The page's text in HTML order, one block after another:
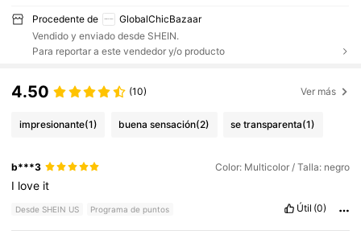
Procedente de
GlobalChicBazaar
Vendido y enviado desde SHEIN.
Para reportar a este vendedor y/o producto
4.50 (10) Ver más
impresionante(1) buena sensación(2) se transparenta(1)
b***3 Color: Multicolor / Talla: negro
I love it
Desde SHEIN US Programa de puntos Útil (0)